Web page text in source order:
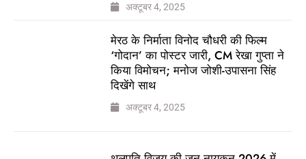
अक्टूबर 4, 2025
मेरठ के निर्माता विनोद चौधरी की फिल्म
‘गोदान’ का पोस्टर जारी, CM रेखा गुप्ता ने
किया विमोचन; मनोज जोशी-उपासना सिंह
दिखेंगे साथ
अक्टूबर 4, 2025